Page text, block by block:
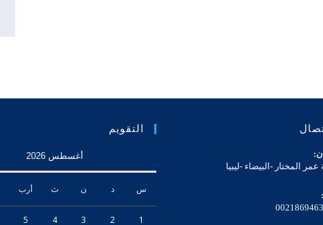
المختار -البيضاء -ليبيا
التقويم
أغسطس 2026
س د ن ث أرب
1
2
3
4
5